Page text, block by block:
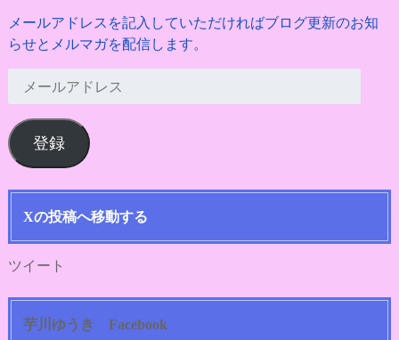
メールアドレスを記入していただければブログ更新のお知
らせとメルマガを配信します。
ー
ル
ア
ド
登録
Xの投稿へ移動する
ツイート
芋川ゆうき Facebook